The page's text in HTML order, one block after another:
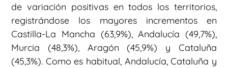
de variación positivas en todos los territorios,
registrándose los mayores incrementos en
Castilla-La Mancha (63,9%), Andalucía (49,7%),
Murcia (48,3%), Aragón (45,9%) y Cataluña
(45,3%). Como es habitual, Andalucía, Cataluña y